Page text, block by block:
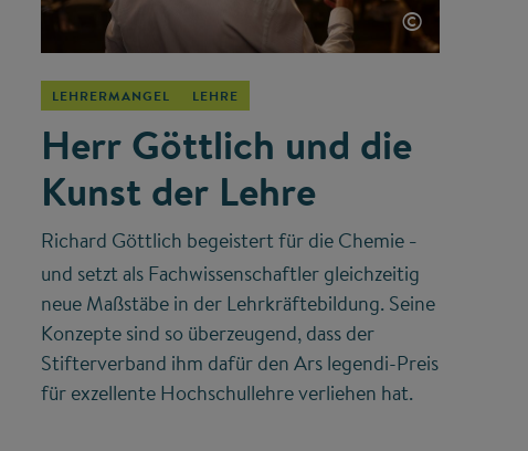
©
LEHRERMANGEL LEHRE
Herr Göttlich und die
Kunst der Lehre
Richard Göttlich begeistert für die Chemie –
und setzt als Fachwissenschaftler gleichzeitig
neue Maßstäbe in der Lehrkräftebildung. Seine
Konzepte sind so überzeugend, dass der
Stifterverband ihm dafür den Ars legendi-Preis
für exzellente Hochschullehre verliehen hat.